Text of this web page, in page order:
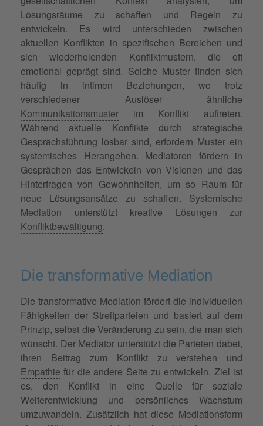
Lösungsräume zu schaffen und Regeln zu
entwickeln. Es wird unterschieden zwischen
aktuellen Konflikten in spezifischen Bereichen und
sich wiederholenden Konfliktmustern, die oft
emotional geprägt sind. Solche Muster finden sich
häufig in intimen Beziehungen, wo trotz
verschiedener Auslöser ähnliche
Kommunikationsmuster im Konflikt auftreten.
Während aktuelle Konflikte durch strategische
Gesprächsführung lösbar sind, erfordern Muster ein
systemisches Herangehen. Mediatoren fördern in
Gesprächen das Entwickeln von Visionen und das
Hinterfragen von Gewohnheiten, um so Raum für
neue Lösungsansätze zu schaffen. Systemische
Mediation unterstützt kreative Lösungen zur
Konfliktbewältigung.
Die transformative Mediation
Die transformative Mediation fördert die individuellen
Fähigkeiten der Streitparteien und basiert auf dem
Prinzip, selbst die Veränderung zu sein, die man sich
wünscht. Der Mediator unterstützt die Parteien dabei,
ihren Beitrag zum Konflikt zu verstehen und
Empathie für die andere Seite zu entwickeln. Ziel ist
es, den Konflikt in eine Quelle für soziale
Weiterentwicklung und persönliches Wachstum
umzuwandeln. Zusätzlich hat diese Mediationsform